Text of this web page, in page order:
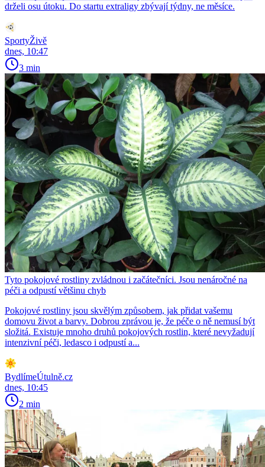
drželi osu útoku. Do startu extraligy zbývají týdny, ne měsíce.
SportyŽivě
dnes, 10:47
3 min
Tyto pokojové rostliny zvládnou i začátečníci. Jsou nenáročné na
péči a odpustí většinu chyb
Pokojové rostliny jsou skvělým způsobem, jak přidat vašemu
domovu život a barvy. Dobrou zprávou je, že péče o ně nemusí být
složitá. Existuje mnoho druhů pokojových rostlin, které nevyžadují
intenzivní péči, ledasco i odpustí a...
BydlímeÚtulně.cz
dnes, 10:45
2 min